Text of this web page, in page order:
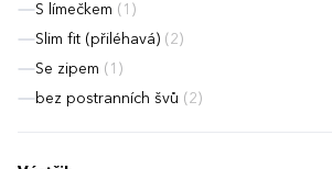
S límečkem (1)
Slim fit (přiléhavá) (2)
Se zipem (1)
bez postranních švů (2)